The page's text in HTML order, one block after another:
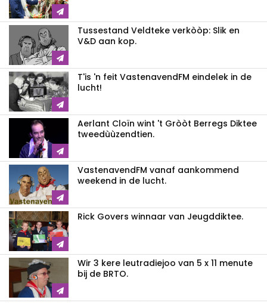
Tussestand Veldteke verkòòp: Slik en
V&D aan kop.
T'is 'n feit VastenavendFM eindelek in de
lucht!
Aerlant Cloïn wint 't Gròòt Berregs Diktee
tweedùùzendtien.
VastenavendFM vanaf aankommend
weekend in de lucht.
Rick Govers winnaar van Jeugddiktee.
Wir 3 kere leutradiejoo van 5 x 11 menute
bij de BRTO.